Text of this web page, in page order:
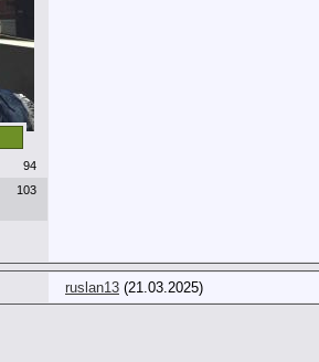
94
103
ruslan13 (21.03.2025)